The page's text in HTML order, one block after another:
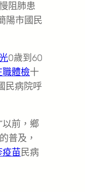
阻肺患
陽市國民
0歲到60
職體檢十
民病院呼
以前，鄉
普及，
苗民病